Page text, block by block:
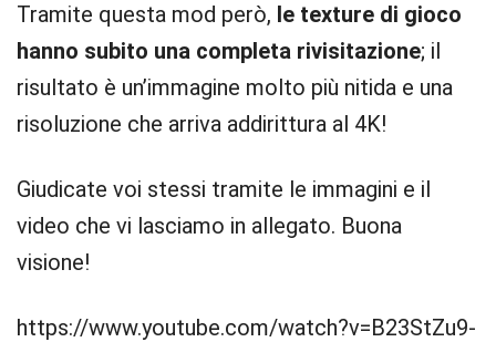
Tramite questa mod però, le texture di gioco
hanno subito una completa rivisitazione; il
risultato è un’immagine molto più nitida e una
risoluzione che arriva addirittura al 4K!
Giudicate voi stessi tramite le immagini e il
video che vi lasciamo in allegato. Buona
visione!
https://www.youtube.com/watch?v=B23StZu9-